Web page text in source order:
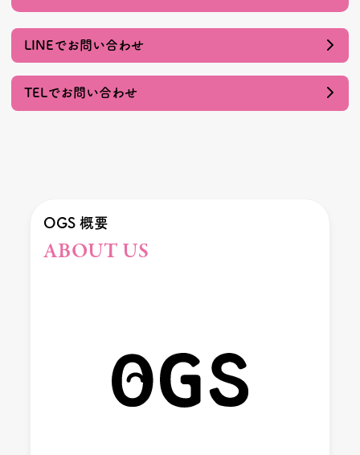
LINEでお問い合わせ
TELでお問い合わせ
OGS 概要
ABOUT US